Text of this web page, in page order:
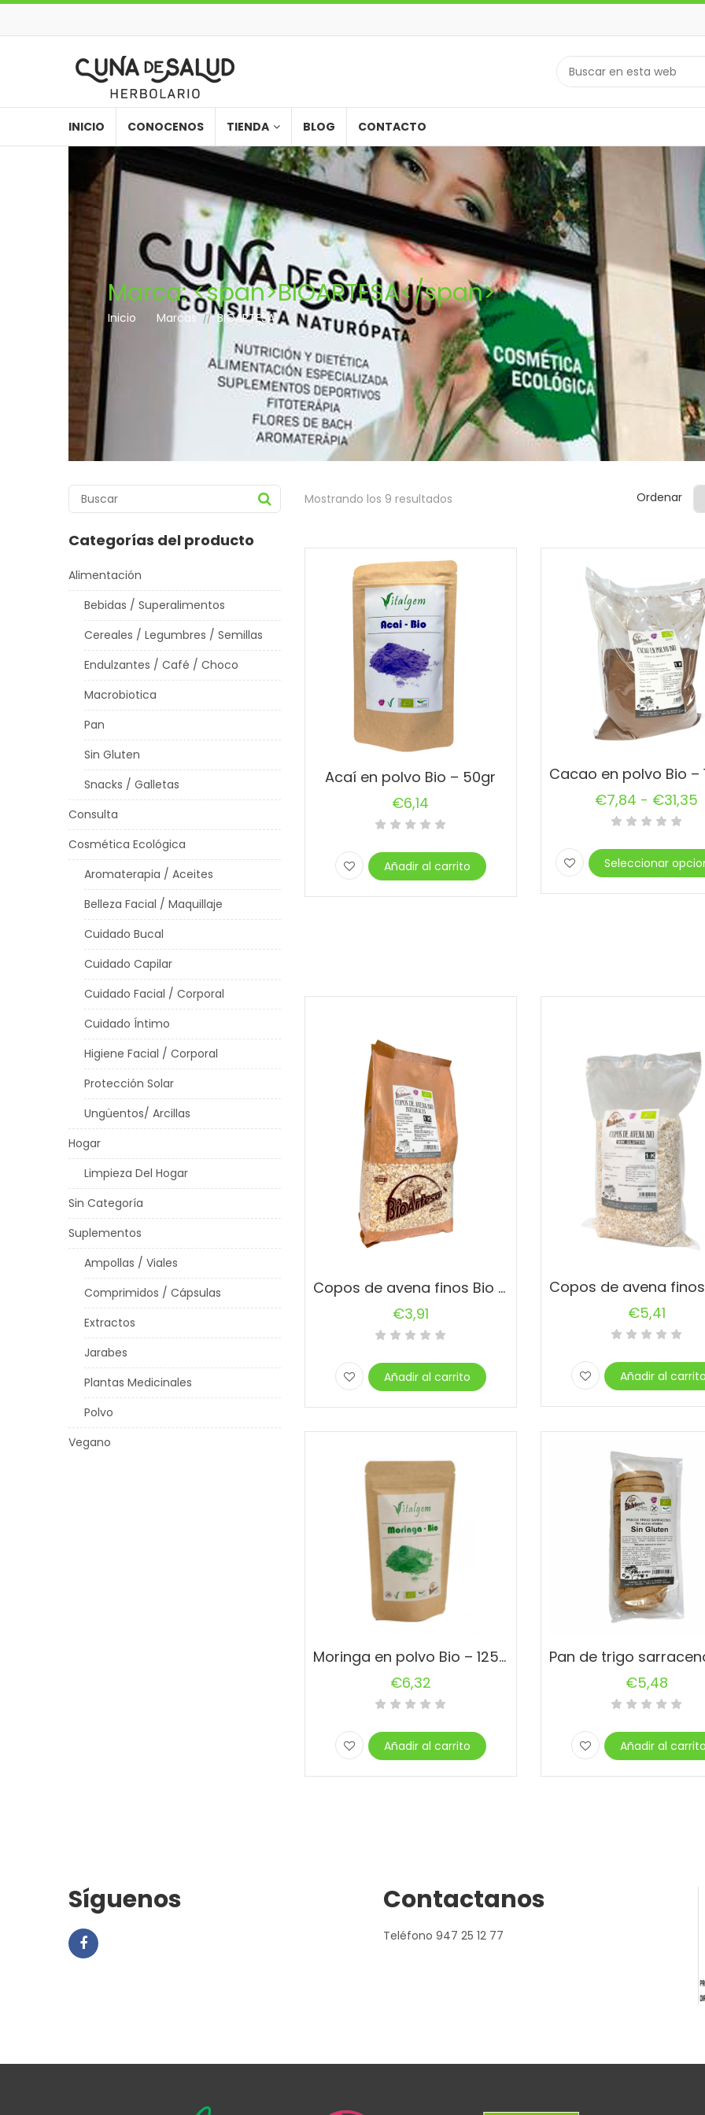
INICIO CONOCENOS TIENDA BLOG CONTACTO
Marca: <span>BIOARTESA</span>
Inicio Marcas // BIOARTESA
Categorías del producto
Alimentación
Bebidas / Superalimentos
Cereales / Legumbres / Semillas
Endulzantes / Café / Choco
Macrobiotica
Pan
Sin Gluten
Snacks / Galletas
Consulta
Cosmética Ecológica
Aromaterapia / Aceites
Belleza Facial / Maquillaje
Cuidado Bucal
Cuidado Capilar
Cuidado Facial / Corporal
Cuidado Íntimo
Higiene Facial / Corporal
Protección Solar
Ungüentos/ Arcillas
Hogar
Limpieza Del Hogar
Sin Categoría
Suplementos
Ampollas / Viales
Comprimidos / Cápsulas
Extractos
Jarabes
Plantas Medicinales
Polvo
Vegano
Mostrando los 9 resultados Ordenar
Acaí en polvo Bio – 50gr
€6,14
Añadir al carrito
€7,84 - €31,35
precios:
Seleccionar
se
producto
Copos de avena finos Bio – 1kg
€3,91
Añadir al carrito
€5,41
Añadir al carrito
Moringa en polvo Bio – 125gr
€6,32
Añadir al carrito
€5,48
Añadir al carrito
Síguenos Contactanos
Teléfono 947 25 12 77